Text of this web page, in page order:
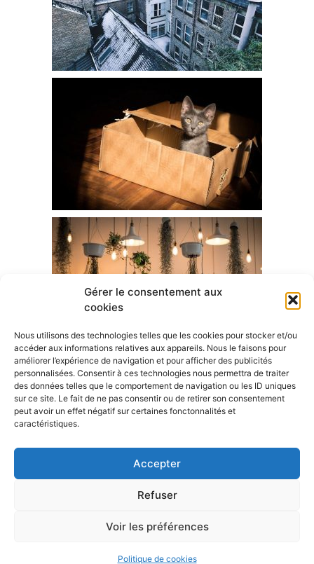
Gérer le consentement aux
cookies
Nous utilisons des technologies telles que les cookies pour stocker et/ou
accéder aux informations relatives aux appareils. Nous le faisons pour
améliorer l’expérience de navigation et pour afficher des publicités
personnalisées. Consentir à ces technologies nous permettra de traiter
des données telles que le comportement de navigation ou les ID uniques
sur ce site. Le fait de ne pas consentir ou de retirer son consentement
peut avoir un effet négatif sur certaines fonctonnalités et
caractéristiques.
Accepter
Refuser
Voir les préférences
Politique de cookies
A visiter
Mairie de Rountzenheim-Auenheim
Oiron travaux
Aucun lien avec l'ancienne commune française.